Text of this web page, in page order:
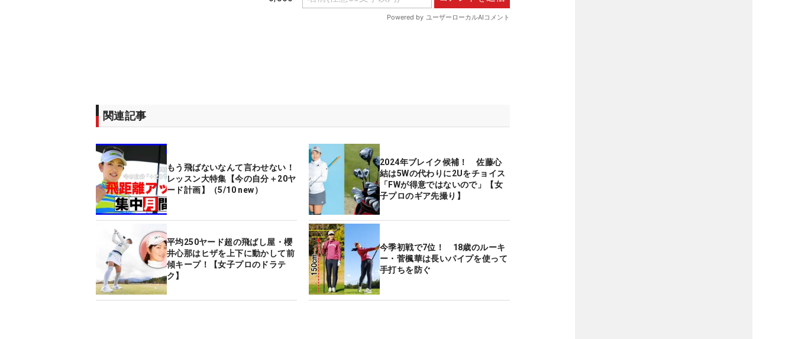
関連記事
もう飛ばないなんて言わせない！
レッスン大特集【今の自分＋20ヤ
ード計画】（5/10 new）
2024年ブレイク候補！ 佐藤心
結は5Wの代わりに2Uをチョイス
「FWが得意ではないので」【女
子プロのギア先撮り】
平均250ヤード超の飛ばし屋・櫻
井心那はヒザを上下に動かして前
傾キープ！【女子プロのドラテ
ク】
今季初戦で7位！ 18歳のルーキ
ー・菅楓華は長いパイプを使って
手打ちを防ぐ